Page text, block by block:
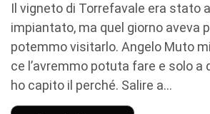
Il vigneto di Torrefavale era stato
impiantato, ma quel giorno aveva
potemmo visitarlo. Angelo Muto
ce l’avremmo potuta fare e solo a
ho capito il perché. Salire a...